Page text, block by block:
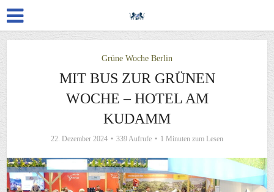
Grüne Woche Berlin
MIT BUS ZUR GRÜNEN
WOCHE – HOTEL AM
KUDAMM
22. Dezember 2024 339 Aufrufe 1 Minuten zum Lesen